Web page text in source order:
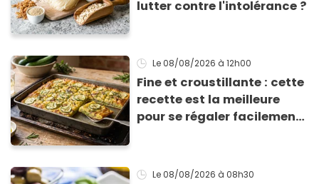
lutter contre l'intolérance ?
Le 08/08/2026 à 12h00
Fine et croustillante : cette
recette est la meilleure
pour se régaler facilement
Le 08/08/2026 à 08h30